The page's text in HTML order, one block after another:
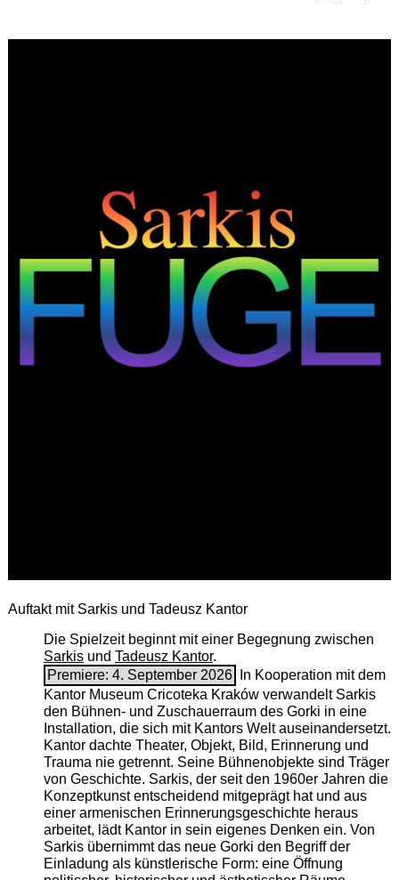
Auftakt mit Sarkis und Tadeusz Kantor
Die Spielzeit beginnt mit einer Begegnung zwischen
Sarkisund Tadeusz Kantor.
Premiere: 4. September 2026
In Kooperation mit dem
Kantor Museum Cricoteka Kraków verwandelt Sarkis
den Bühnen- und Zuschauerraum des Gorki in eine
Installation, die sich mit Kantors Welt auseinandersetzt.
Kantor dachte Theater, Objekt, Bild, Erinnerung und
Trauma nie getrennt. Seine Bühnenobjekte sind Träger
von Geschichte. Sarkis, der seit den 1960er Jahren die
Konzeptkunst entscheidend mitgeprägt hat und aus
einer armenischen ­Erinnerungsgeschichte heraus
arbeitet, lädt Kantor in sein eigenes Denken ein. Von
Sarkis übernimmt das neue Gorki den Begriff der
Einladung als künstlerische Form: eine Öffnung